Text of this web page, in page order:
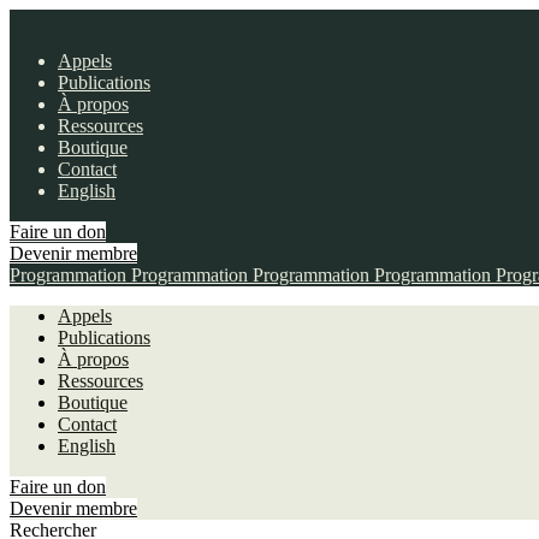
Appels
Publications
À propos
Ressources
Boutique
Contact
English
Faire un don
Devenir membre
Programmation Programmation Programmation Programmation
Appels
Publications
À propos
Ressources
Boutique
Contact
English
Faire un don
Devenir membre
Rechercher